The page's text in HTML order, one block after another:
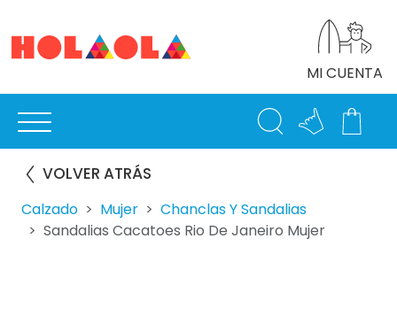
MI CUENTA
VOLVER ATRÁS
Calzado Mujer
Chanclas Y Sandalias
Sandalias Cacatoes Rio De Janeiro Mujer